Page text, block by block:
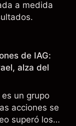
a medida
de IAG:
alza del
un grupo
acciones se
superó los